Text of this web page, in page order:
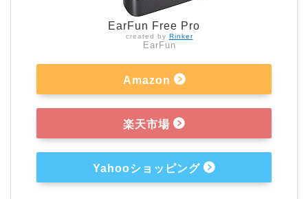
EarFun Free Pro
created by Rinker
EarFun
Amazon
楽天市場
Yahooショッピング